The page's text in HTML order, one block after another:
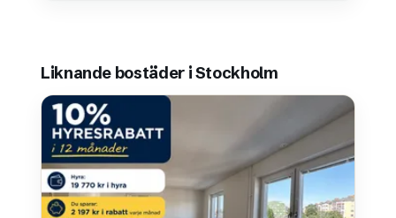
Liknande bostäder i Stockholm